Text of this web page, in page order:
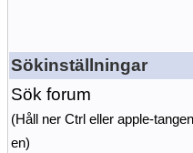
Sökinställningar
Sök forum
(Håll ner Ctrl eller apple-
en)